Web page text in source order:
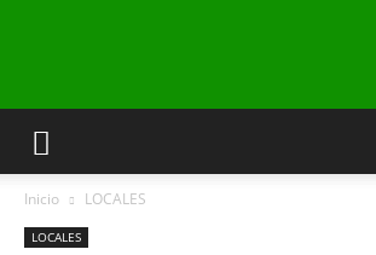
INFO24
Inicio LOCALES
LOCALES